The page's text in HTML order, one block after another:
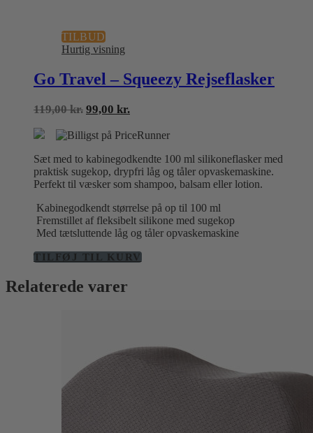
TILBUD
Hurtig visning
Go Travel – Squeezy Rejseflasker
119,00kr. Den
pris
119,00 kr..
99,00 kr.Den
pris
99,00 kr..
Sæt med to kabinegodkendte 100 ml silikoneflasker med
praktisk sugekop, drypfri låg og tåler opvaskemaskine.
Perfekt til væsker som shampoo, balsam eller lotion.
Kabinegodkendt størrelse på op til 100 ml
Fremstillet af fleksibelt silikone med sugekop
Med tætsluttende låg og tåler opvaskemaskine
TILFØJ TIL KURV
Relaterede varer